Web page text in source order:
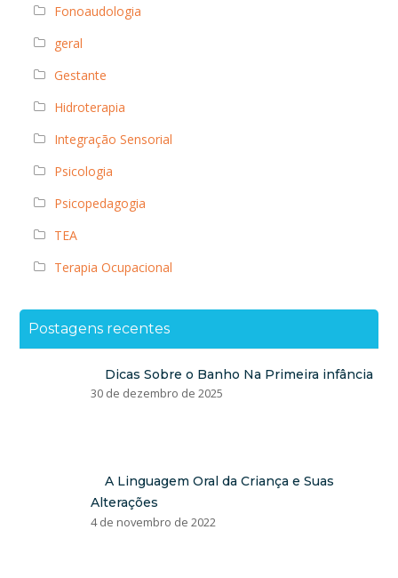
Fonoaudologia
geral
Gestante
Hidroterapia
Integração Sensorial
Psicologia
Psicopedagogia
TEA
Terapia Ocupacional
Postagens recentes
Dicas Sobre o Banho Na Primeira infância
30 de dezembro de 2025
A Linguagem Oral da Criança e Suas
Alterações
4 de novembro de 2022